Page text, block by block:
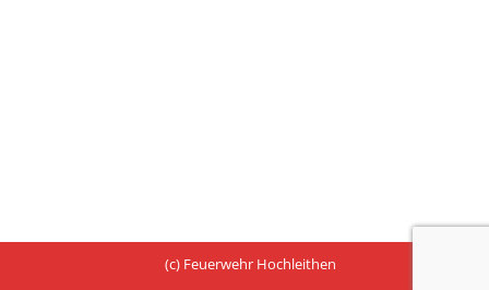
(c) Feuerwehr Hochleithen